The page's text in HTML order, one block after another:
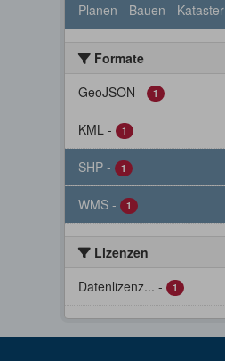
Planen - Bauen - Kataster
Formate
GeoJSON - 1
KML - 1
SHP - 1
WMS - 1
Lizenzen
Datenlizenz... - 1